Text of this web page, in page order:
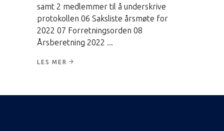
samt 2 medlemmer til å underskrive
protokollen 06 Saksliste årsmøte for
2022 07 Forretningsorden 08
Årsberetning 2022
LES MER